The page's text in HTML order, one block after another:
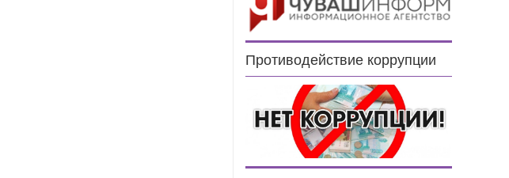
Противодействие коррупции